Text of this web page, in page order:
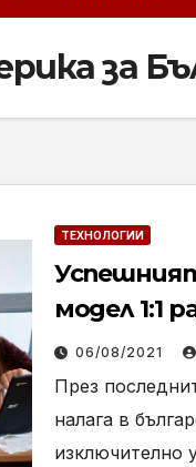
за
ТЕХНОЛОГИИ
модел 1:1
сред
за
06/08/2021
През
налага в
изключително